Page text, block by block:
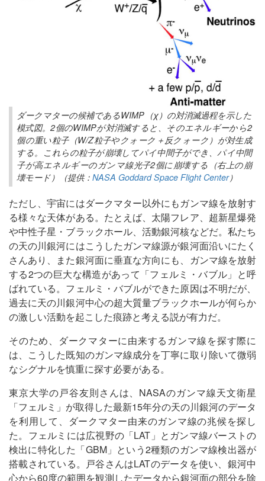
ダークマターの候補であるWIMP（χ）の対消滅過程を示した
模式図。2個のWIMPが対消滅すると、そのエネルギーから2
個の重い粒子（W/Z粒子やクォーク＋反クォーク）が対生成
する。これらの粒子が崩壊してパイ中間子ができ、パイ中間
子が高エネルギーのガンマ線光子2個に崩壊する（右上の崩
壊モード）（提供：NASA Goddard Space Flight Center）
ただし、宇宙にはダークマター以外にもガンマ線を放射す
る様々な天体がある。たとえば、太陽フレア、超新星爆発
や中性子星・ブラックホール、活動銀河核などだ。私たち
の天の川銀河にはこうしたガンマ線源が銀河面沿いにたく
さんあり、また銀河面に垂直な方向にも、ガンマ線を放射
する2つの巨大な構造があって「フェルミ・バブル」と呼
ばれている。フェルミ・バブルができた原因は不明だが、
過去に天の川銀河中心の超大質量ブラックホールが何らか
の激しい活動を起こした痕跡と考える説が有力だ。
そのため、ダークマターに由来するガンマ線を探す際に
は、こうした既知のガンマ線成分を丁寧に取り除いて微弱
なシグナルを慎重に探す必要がある。
東京大学の戸谷友則さんは、NASAのガンマ線天文衛星
「フェルミ」が取得した最新15年分の天の川銀河のデータ
を利用して、ダークマター由来のガンマ線の兆候を探し
た。フェルミには広視野の「LAT」とガンマ線バーストの
検出に特化した「GBM」という2種類のガンマ線検出器が
搭載されている。戸谷さんはLATのデータを使い、銀河中
心から60度の範囲を観測したデータから銀河面の部分を除